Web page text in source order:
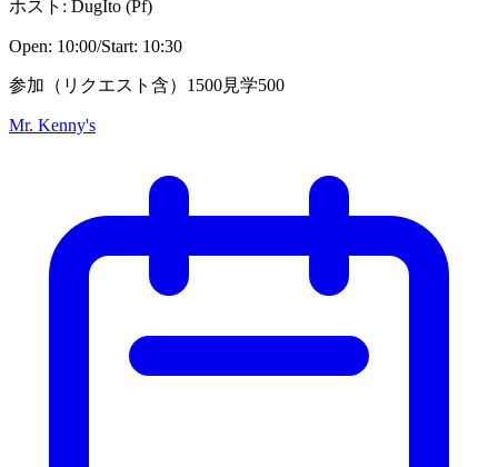
ホスト: DugIto (Pf)
Open: 10:00/Start: 10:30
参加（リクエスト含）1500見学500
Mr. Kenny's